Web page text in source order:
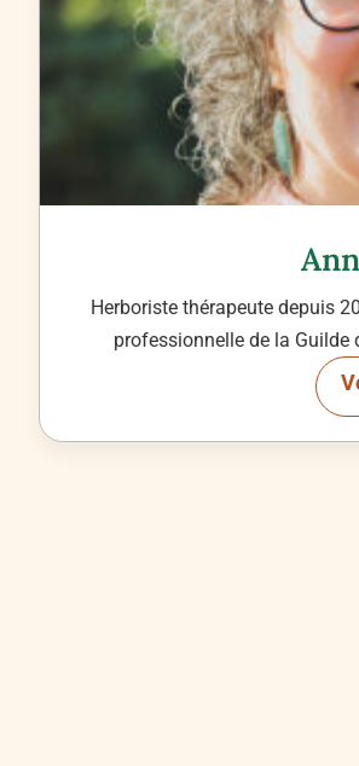
Herboriste thérapeute depuis
professionnelle de la Guilde